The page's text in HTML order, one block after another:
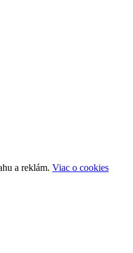
a reklám. Viac o cookies